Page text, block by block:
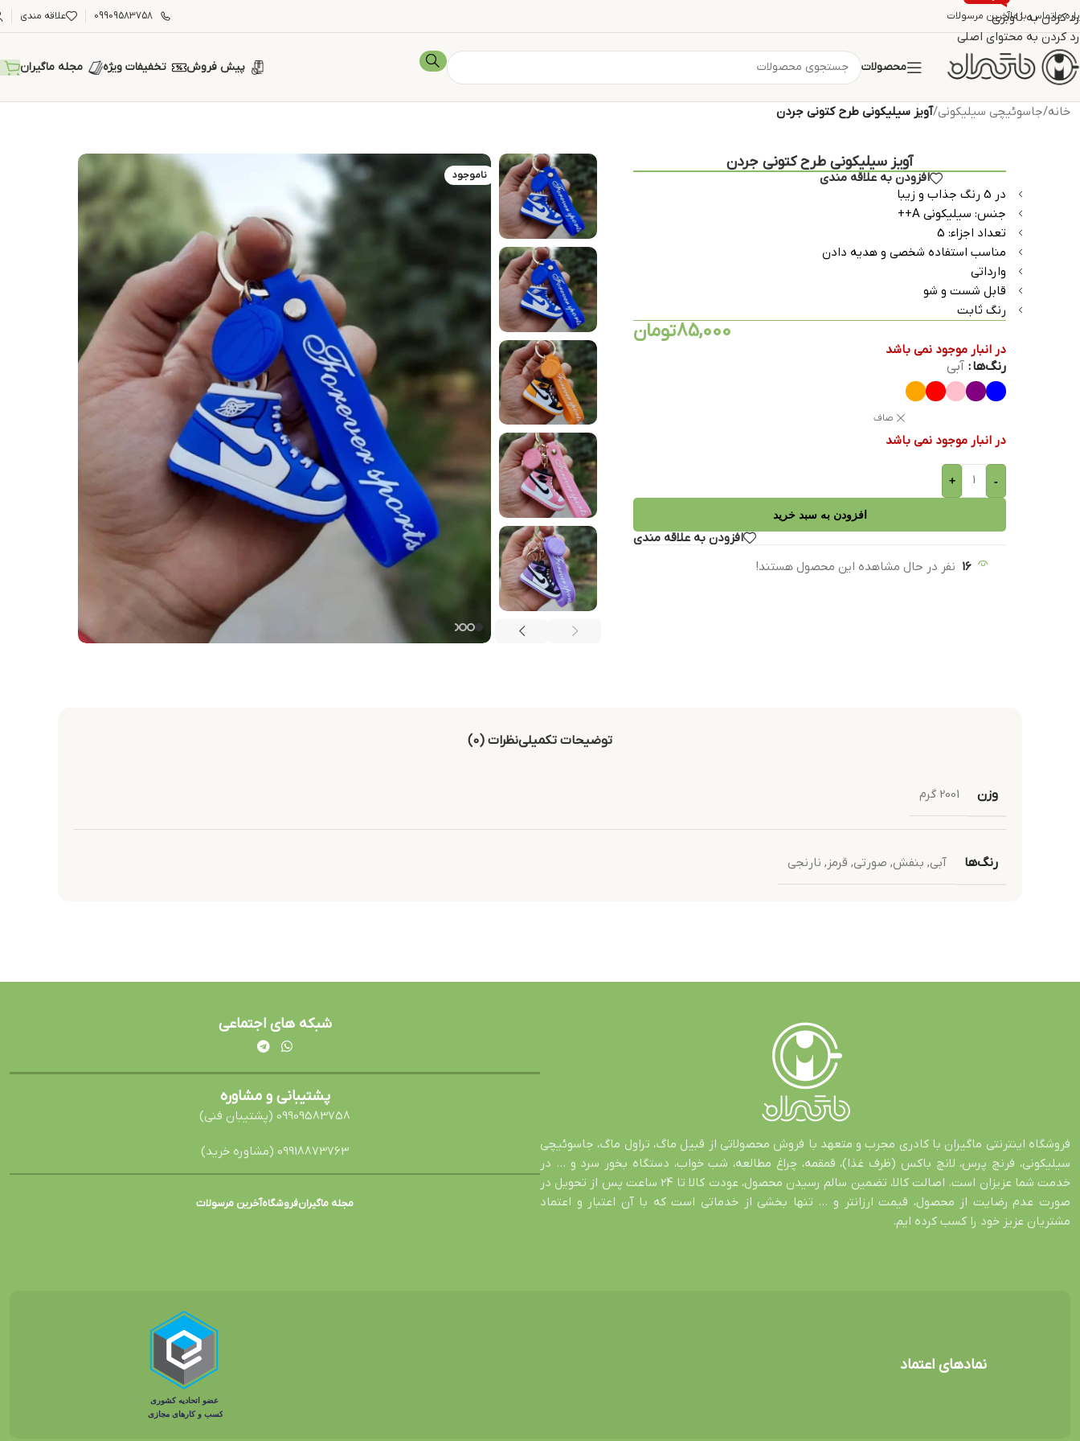
رد کردن به ناوبری
رد کردن به محتوای اصلی
ماتماس با ماآخرین مرسولات 09909583758 علاقه مندی
محصولات پیش فروش تخفیفات ویژه مجله ماگیران
خانه/جاسوئیچی سیلیکونی/آویز سیلیکونی طرح کتونی جردن
ناموجود
آویز سیلیکونی طرح کتونی جردن
افزودن به علاقه مندی
در 5 رنگ جذاب و زیبا
جنس: سیلیکونی A++
تعداد اجزاء: 5
مناسب استفاده شخصی و هدیه دادن
وارداتی
قابل شست و شو
رنگ ثابت
85,000تومان
در انبار موجود نمی باشد
رنگ‌ها آبی
صاف
در انبار موجود نمی باشد
-
+
افزودن به سبد خرید
افزودن به علاقه مندی
16 نفر در حال مشاهده این محصول هستند!
توضیحات تکمیلینظرات (0)
وزن 2001 گرم
رنگ‌ها آبی, بنفش, صورتی, قرمز , نارنجی
فروشگاه اینترنتی ماگیران با کادری مجرب و متعهد با فروش محصولاتی از قبیل ماگ، تراول ماگ، جاسوئیچی
سیلیکونی، فرنچ پرس، لانچ باکس (ظرف غذا)، قمقمه، چراغ مطالعه، شب خواب، دستگاه بخور سرد و … در
خدمت شما عزیزان است. اصالت کالا، تضمین سالم رسیدن محصول، عودت کالا تا 24 ساعت پس از تحویل در
صورت عدم رضایت از محصول، قیمت ارزانتر و … تنها بخشی از خدماتی است که با آن اعتبار و اعتماد
مشتریان عزیز خود را کسب کرده ایم.
شبکه های اجتماعی
پشتیبانی و مشاوره
09909583758 (پشتیبان فنی)
09918873763 (مشاوره خرید)
مجله ماگیرانفروشگاهآخرین مرسولات
نمادهای اعتماد